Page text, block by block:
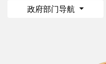
政府部门导航